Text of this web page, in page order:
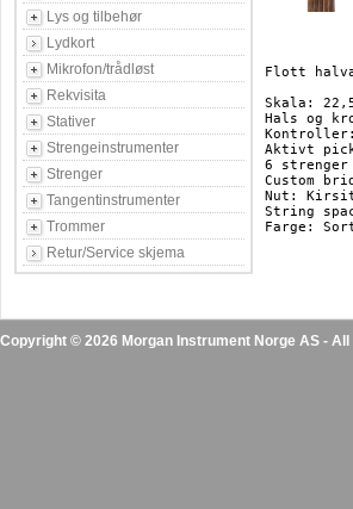
Lys og tilbehør
Lydkort
Mikrofon/trådløst
Rekvisita
Stativer
Strengeinstrumenter
Strenger
Tangentinstrumenter
Trommer
Retur/Service skjema
Flott
Skala:
Hals og
Aktivt
6 strenger
Custom
Nut:
String
Farge:
Copyright © 2026 Morgan Instrument Norge AS -